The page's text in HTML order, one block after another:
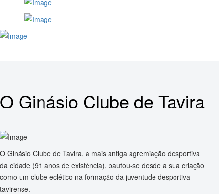
O Ginásio Clube de Tavira
O Ginásio Clube de Tavira, a mais antiga agremiação desportiva
da cidade (91 anos de existência), pautou-se desde a sua criação
como um clube eclético na formação da juventude desportiva
tavirense.